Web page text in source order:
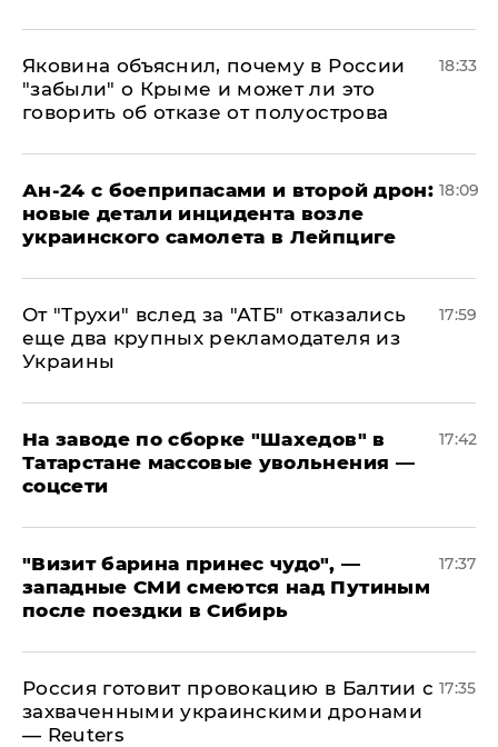
Яковина объяснил, почему в России
"забыли" о Крыме и может ли это
говорить об отказе от полуострова
18:33
Ан-24 с боеприпасами и второй дрон:
новые детали инцидента возле
украинского самолета в Лейпциге
18:09
От "Трухи" вслед за "АТБ" отказались
еще два крупных рекламодателя из
Украины
17:59
На заводе по сборке "Шахедов" в
Татарстане массовые увольнения —
соцсети
17:42
"Визит барина принес чудо", —
западные СМИ смеются над Путиным
после поездки в Сибирь
17:37
​Россия готовит провокацию в Балтии с
захваченными украинскими дронами
— Reuters
17:35